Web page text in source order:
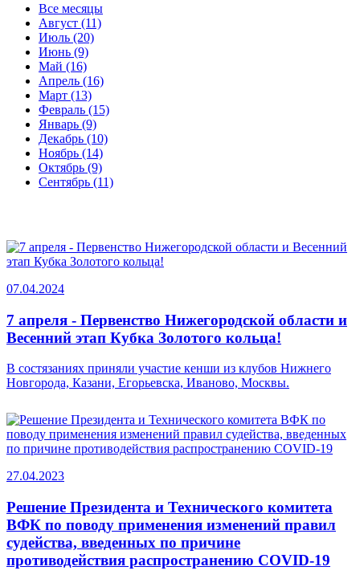
Все месяцы
Август (11)
Июль (20)
Июнь (9)
Май (16)
Апрель (16)
Март (13)
Февраль (15)
Январь (9)
Декабрь (10)
Ноябрь (14)
Октябрь (9)
Сентябрь (11)
07.04.2024
7 апреля - Первенство Нижегородской области и
Весенний этап Кубка Золотого кольца!
В состязаниях приняли участие кенши из клубов Нижнего
Новгорода, Казани, Егорьевска, Иваново, Москвы.
27.04.2023
Решение Президента и Технического комитета
ВФК по поводу применения изменений правил
судейства, введенных по причине
противодействия распространению COVID-19